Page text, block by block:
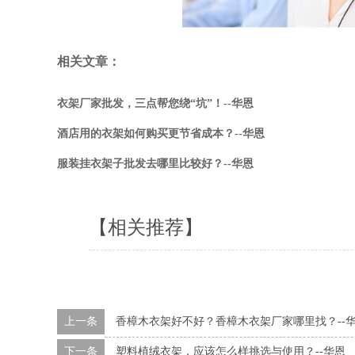
相关文章：
衣架厂家批发，三点帮您绕“坑”！--华恩
酒店用的衣架如何购买更节省成本？--华恩
服装挂衣架子批发去哪里比较好？--华恩
【相关推荐】
上一条 香樟木衣架好不好？香樟木衣架厂家哪里找？--
下一条 塑料植绒衣架，应该怎么样挑选与使用？--华恩